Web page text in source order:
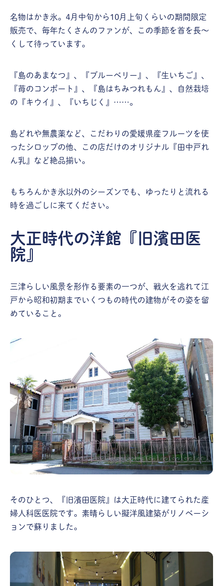
名物はかき氷。4月中旬から10月上旬くらいの期間限定
販売で、毎年たくさんのファンが、この季節を首を長〜
くして待っています。
『島のあまなつ』、『ブルーベリー』、『生いちご』、
『苺のコンポート』、『島はちみつれもん』、自然栽培
の『キウイ』、『いちじく』……。
島どれや無農薬など、こだわりの愛媛県産フルーツを使
ったシロップの他、この店だけのオリジナル『田中戸れ
ん乳』など絶品揃い。
もちろんかき氷以外のシーズンでも、ゆったりと流れる
時を過ごしに来てください。
大正時代の洋館『旧濱田医
院』
三津らしい風景を形作る要素の一つが、戦火を逃れて江
戸から昭和初期までいくつもの時代の建物がその姿を留
めていること。
そのひとつ、『旧濱田医院』は大正時代に建てられた産
婦人科医医院です。素晴らしい擬洋風建築がリノベーシ
ョンで蘇りました。